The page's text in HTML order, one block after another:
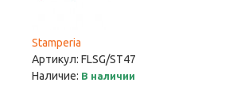
Stamperia
Артикул: FLSG/ST47
Наличие: В наличии